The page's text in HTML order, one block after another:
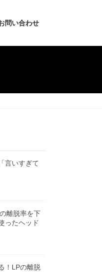
問い合わせ
言いすぎて
離脱率を下
ったヘッド
！LPの離脱